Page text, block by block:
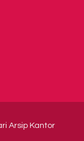
Arsip Kantor